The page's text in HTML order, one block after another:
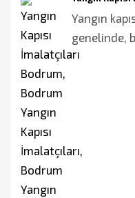
Yangın
genelinde,